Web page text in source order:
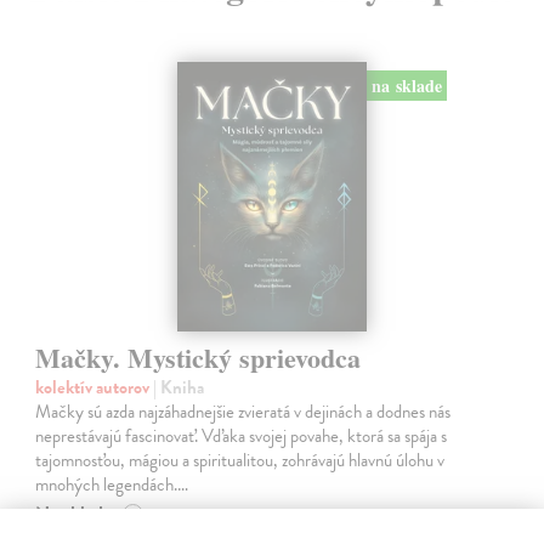
na sklade
Mačky. Mystický sprievodca
kolektív autorov| Kniha
Mačky sú azda najzáhadnejšie zvieratá v dejinách a dodnes nás
neprestávajú fascinovať. Vďaka svojej povahe, ktorá sa spája s
tajomnosťou, mágiou a spiritualitou, zohrávajú hlavnú úlohu v
mnohých legendách.…
Na sklade ?